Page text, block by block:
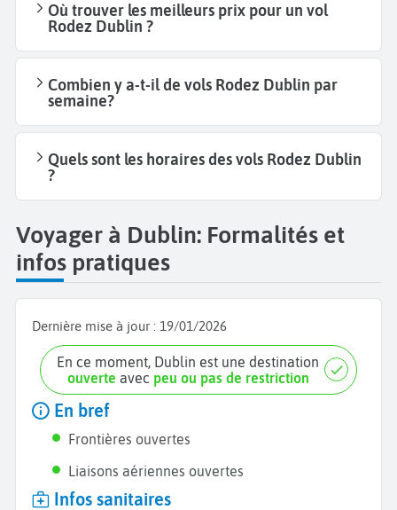
Où trouver les meilleurs prix pour un vol
Rodez Dublin ?
Combien y a-t-il de vols Rodez Dublin par
semaine?
Quels sont les horaires des vols Rodez Dublin
?
Voyager à Dublin: Formalités et
infos pratiques
Dernière mise à jour : 19/01/2026
En ce moment, Dublin est une destination
ouverte avec peu ou pas de restriction
En bref
Frontières ouvertes
Liaisons aériennes ouvertes
Infos sanitaires